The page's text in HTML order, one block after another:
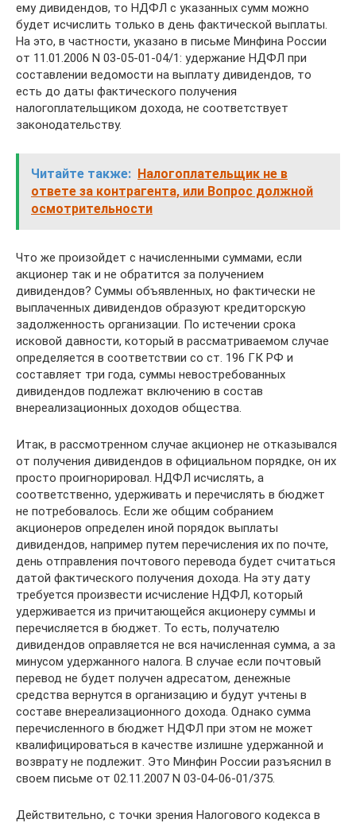
ему дивидендов, то НДФЛ с указанных сумм можно
будет исчислить только в день фактической выплаты.
На это, в частности, указано в письме Минфина России
от 11.01.2006 N 03-05-01-04/1: удержание НДФЛ при
составлении ведомости на выплату дивидендов, то
есть до даты фактического получения
налогоплательщиком дохода, не соответствует
законодательству.
Читайте также: Налогоплательщик не в
ответе за контрагента, или Вопрос должной
осмотрительности
Что же произойдет с начисленными суммами, если
акционер так и не обратится за получением
дивидендов? Суммы объявленных, но фактически не
выплаченных дивидендов образуют кредиторскую
задолженность организации. По истечении срока
исковой давности, который в рассматриваемом случае
определяется в соответствии со ст. 196 ГК РФ и
составляет три года, суммы невостребованных
дивидендов подлежат включению в состав
внереализационных доходов общества.
Итак, в рассмотренном случае акционер не отказывался
от получения дивидендов в официальном порядке, он их
просто проигнорировал. НДФЛ исчислять, а
соответственно, удерживать и перечислять в бюджет
не потребовалось. Если же общим собранием
акционеров определен иной порядок выплаты
дивидендов, например путем перечисления их по почте,
день отправления почтового перевода будет считаться
датой фактического получения дохода. На эту дату
требуется произвести исчисление НДФЛ, который
удерживается из причитающейся акционеру суммы и
перечисляется в бюджет. То есть, получателю
дивидендов оправляется не вся начисленная сумма, а за
минусом удержанного налога. В случае если почтовый
перевод не будет получен адресатом, денежные
средства вернутся в организацию и будут учтены в
составе внереализационного дохода. Однако сумма
перечисленного в бюджет НДФЛ при этом не может
квалифицироваться в качестве излишне удержанной и
возврату не подлежит. Это Минфин России разъяснил в
своем письме от 02.11.2007 N 03-04-06-01/375.
Действительно, с точки зрения Налогового кодекса в